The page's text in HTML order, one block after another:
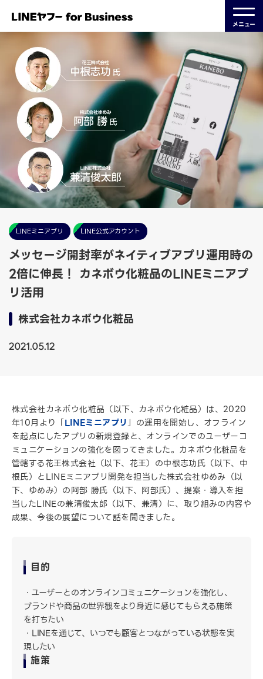
メニュー
LINEミニアプリ LINE公式アカウント
メッセージ開封率がネイティブアプリ運用時の
2倍に伸長！ カネボウ化粧品のLINEミニアプ
リ活用
株式会社カネボウ化粧品
2021.05.12
株式会社カネボウ化粧品（以下、カネボウ化粧品）は、2020
年10月より「LINEミニアプリ」の運用を開始し、オフライン
を起点にしたアプリの新規登録と、オンラインでのユーザーコ
ミュニケーションの強化を図ってきました。カネボウ化粧品を
管轄する花王株式会社（以下、花王）の中根志功氏（以下、中
根氏）とLINEミニアプリ開発を担当した株式会社ゆめみ（以
下、ゆめみ）の阿部 勝氏（以下、阿部氏）、提案・導入を担
当したLINEの兼清俊太郎（以下、兼清）に、取り組みの内容や
成果、今後の展望について話を聞きました。
目的
ユーザーとのオンラインコミュニケーションを強化し、
ブランドや商品の世界観をより身近に感じてもらえる施策
を打ちたい
LINEを通じて、いつでも顧客とつながっている状態を実
現したい
施策